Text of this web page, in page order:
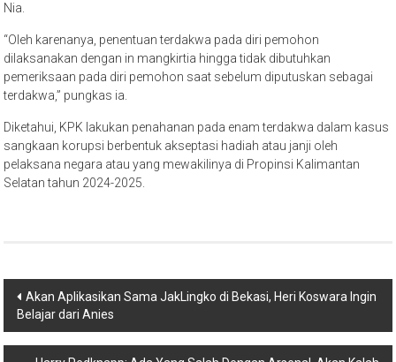
Nia.
“Oleh karenanya, penentuan terdakwa pada diri pemohon
dilaksanakan dengan in mangkirtia hingga tidak dibutuhkan
pemeriksaan pada diri pemohon saat sebelum diputuskan sebagai
terdakwa,” pungkas ia.
Diketahui, KPK lakukan penahanan pada enam terdakwa dalam kasus
sangkaan korupsi berbentuk akseptasi hadiah atau janji oleh
pelaksana negara atau yang mewakilinya di Propinsi Kalimantan
Selatan tahun 2024-2025.
Post
navigation
Akan Aplikasikan Sama JakLingko di Bekasi, Heri Koswara Ingin
Belajar dari Anies